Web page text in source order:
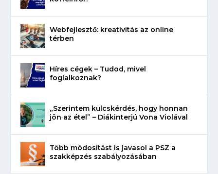
Webfejlesztő: kreativitás az online
térben
Híres cégek – Tudod, mivel
foglalkoznak?
„Szerintem kulcskérdés, hogy honnan
jön az étel” – Diákinterjú Vona Violával
Több módosítást is javasol a PSZ a
szakképzés szabályozásában